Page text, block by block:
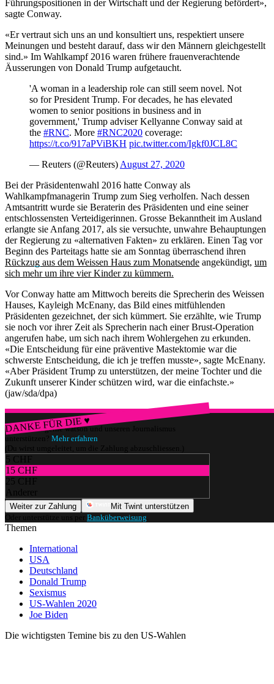
Führungspositionen in der Wirtschaft und der Regierung befördert»,
sagte Conway.
«Er vertraut sich uns an und konsultiert uns, respektiert unsere
Meinungen und besteht darauf, dass wir den Männern gleichgestellt
sind.» Im Wahlkampf 2016 waren frühere frauenverachtende
Äusserungen von Donald Trump aufgetaucht.
'A woman in a leadership role can still seem novel. Not
so for President Trump. For decades, he has elevated
women to senior positions in business and in
government,' Trump adviser Kellyanne Conway said at
the #RNC. More #RNC2020 coverage:
https://t.co/917aPViBKH pic.twitter.com/Igkf0JCL8C
— Reuters (@Reuters) August 27, 2020
Bei der Präsidentenwahl 2016 hatte Conway als
Wahlkampfmanagerin Trump zum Sieg verholfen. Nach dessen
Amtsantritt wurde sie Beraterin des Präsidenten und eine seiner
entschlossensten Verteidigerinnen. Grosse Bekanntheit im Ausland
erlangte sie Anfang 2017, als sie versuchte, unwahre Behauptungen
der Regierung zu «alternativen Fakten» zu erklären. Einen Tag vor
Beginn des Parteitags hatte sie am Sonntag überraschend ihren
Rückzug aus dem Weissen Haus zum Monatsende angekündigt, um
sich mehr um ihre vier Kinder zu kümmern.
Vor Conway hatte am Mittwoch bereits die Sprecherin des Weissen
Hauses, Kayleigh McEnany, das Bild eines mitfühlenden
Präsidenten gezeichnet, der sich kümmert. Sie erzählte, wie Trump
sie noch vor ihrer Zeit als Sprecherin nach einer Brust-Operation
angerufen habe, um sich nach ihrem Wohlergehen zu erkunden.
«Die Entscheidung für eine präventive Mastektomie war die
schwerste Entscheidung, die ich je treffen musste», sagte McEnany.
«Aber Präsident Trump zu unterstützen, der meine Tochter und die
Zukunft unserer Kinder schützen wird, war die einfachste.»
(jaw/sda/dpa)
DANKE FÜR DIE ♥
Würdest du gerne watson und unseren Journalismus
unterstützen? Mehr erfahren
(Du wirst umgeleitet, um die Zahlung abzuschliessen.)
5 CHF
15 CHF
25 CHF
Anderer
Weiter zur Zahlung
Mit Twint unterstützen
Oder unterstütze uns per Banküberweisung
Themen
International
USA
Deutschland
Donald Trump
Sexismus
US-Wahlen 2020
Joe Biden
Die wichtigsten Temine bis zu den US-Wahlen